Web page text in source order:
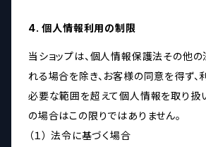
4. 個人情報利用の制限
当ショップは、個人情報保護法その他
れる場合を除き、お客様の同意を得ず
必要な範囲を超えて個人情報を取り扱い
の場合はこの限りではありません。
（１） 法令に基づく場合